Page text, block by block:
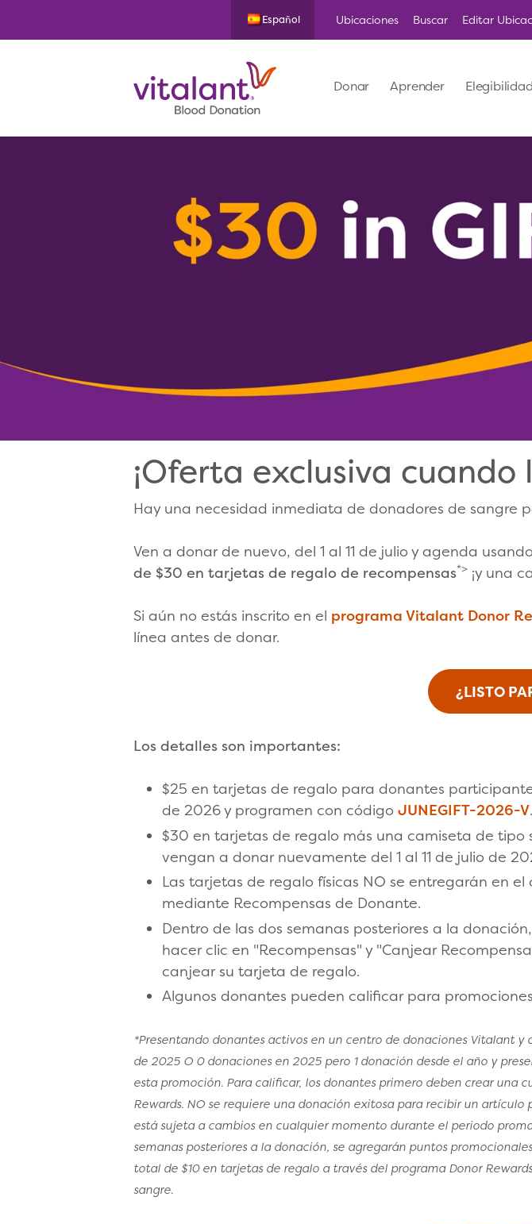
Español Ubicaciones Buscar Editar
Donar Aprender Elegibilidad
¡Oferta exclusiva cuando
Hay una necesidad inmediata de donadores de sangre
Ven a donar de nuevo, del 1 al 11 de julio y agenda
de $30 en tarjetas de regalo de recompensas*> ¡y una
Si aún no estás inscrito en el programa Vitalant Donor
línea antes de donar.
¿LISTO
Los detalles son importantes:
$25 en tarjetas de regalo para donantes
de 2026 y programen con código JUNEGIFT-2026-V.
$30 en tarjetas de regalo más una camiseta de
vengan a donar nuevamente del 1 al 11 de julio de
Las tarjetas de regalo físicas NO se entregarán en
mediante Recompensas de Donante.
Dentro de las dos semanas posteriores a la
hacer clic en "Recompensas" y "Canjear
canjear su tarjeta de regalo.
Algunos donantes pueden calificar para
*Presentando donantes activos en un centro de donaciones Vitalant
de 2025 O 0 donaciones en 2025 pero 1 donación desde el año y
esta promoción. Para calificar, los donantes primero deben crear una
Rewards. NO se requiere una donación exitosa para recibir un
está sujeta a cambios en cualquier momento durante el periodo
semanas posteriores a la donación, se agregarán puntos
total de $10 en tarjetas de regalo a través del programa Donor
sangre.